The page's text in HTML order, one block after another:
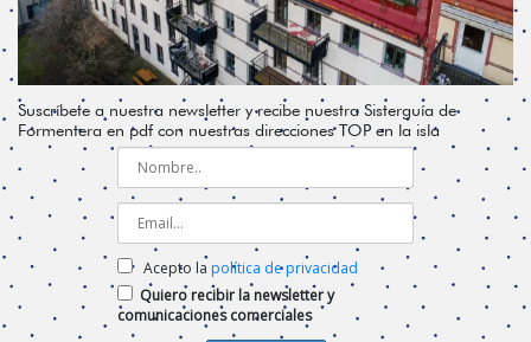
Suscríbete a nuestra newsletter y recibe nuestra Sisterguía de
Formentera en pdf con nuestras direcciones TOP en la isla
Acepto la política de privacidad
Quiero recibir la newsletter y
comunicaciones comerciales